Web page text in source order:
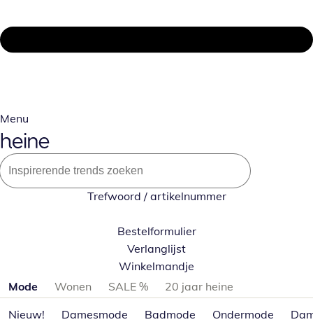
Menu
Trefwoord / artikelnummer
Bestelformulier
Verlanglijst
Winkelmandje
Productcategorieën overslaan
Mode Wonen SALE %
20 jaar heine
Nieuw!
Damesmode Badmode Ondermode